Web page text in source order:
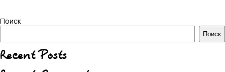
Поиск
Поиск
Recent Posts